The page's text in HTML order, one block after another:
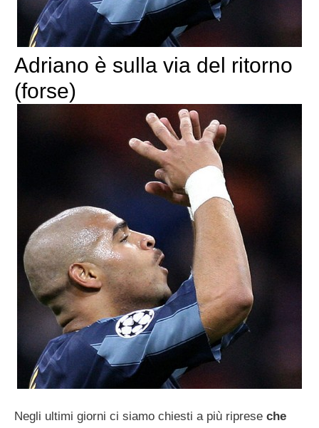
Adriano è sulla via del ritorno
(forse)
Negli ultimi giorni ci siamo chiesti a più riprese che